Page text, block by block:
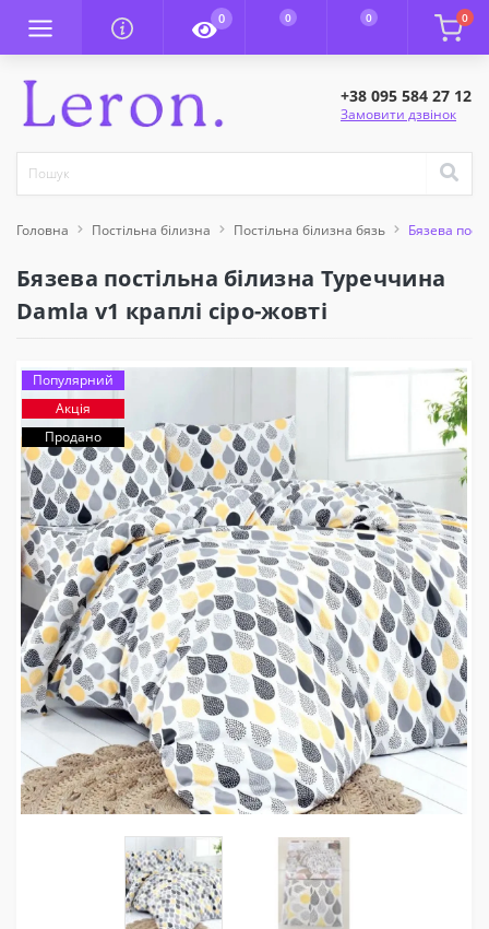
0 0 0 0
+38 095 584 27 12
Замовити дзвінок
Головна Постільна білизна Постільна білизна бязь Бязева
Бязева постільна білизна Туреччина
Damla v1 краплі сіро-жовті
Популярний
Акція
Продано